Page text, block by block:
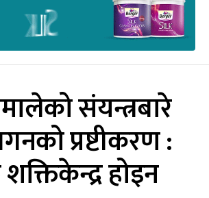
संयन्त्रबारे
प्रष्टीकरण :
होइन